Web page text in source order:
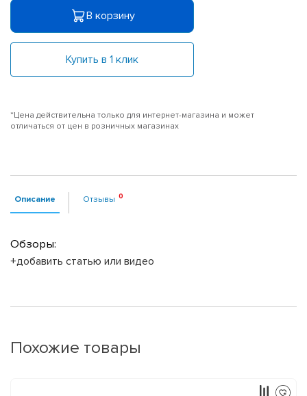
В корзину
Купить в 1 клик
*Цена действительна только для интернет-магазина и может
отличаться от цен в розничных магазинах
Описание Отзывы
Обзоры:
+добавить статью или видео
Похожие товары